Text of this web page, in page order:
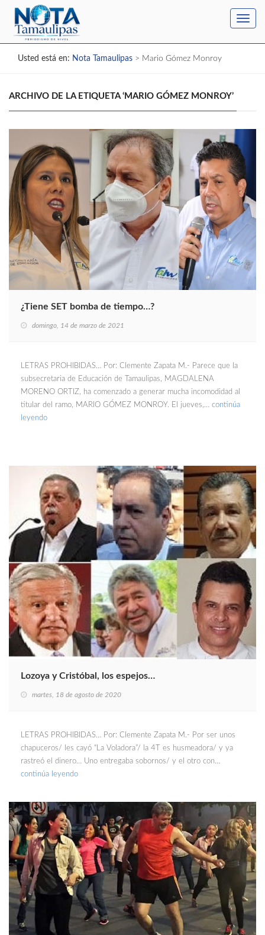
Usted está en: Nota Tamaulipas > Mario Gómez Monroy
ARCHIVO DE LA ETIQUETA ‘MARIO GÓMEZ MONROY’
¿Tiene SET bomba de tiempo…?
domingo, 14 de marzo de 2021
LETRAS PROHIBIDAS… Por: Clemente Zapata M.- Parece que la
subsecretaria de Educación de Tamaulipas, MAGDALENA
MORENO ORTIZ, ha comenzado a generar mucha incomodidad al
titular del ramo, MARIO GÓMEZ MONROY. El jueves,… continúa
leyendo
Lozoya y Cristóbal, los espejos…
martes, 18 de agosto de 2020
LETRAS PROHIBIDAS… Por: Clemente Zapata M.- Por ser unos
chapuceros/ les cayó “La Voladora”/ la 4T es husmeadora/ y ya
rastreó el dinero… Uno entregaba sobornos/ y el otro con…
continúa leyendo